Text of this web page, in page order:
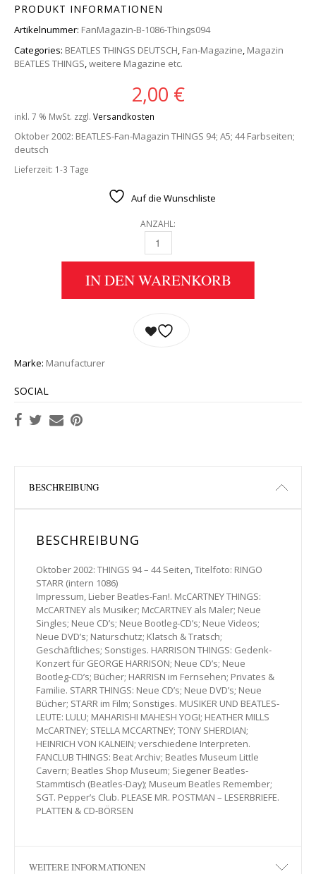
PRODUKT INFORMATIONEN
Artikelnummer: FanMagazin-B-1086-Things094
Categories: BEATLES THINGS DEUTSCH, Fan-Magazine, Magazin
BEATLES THINGS,weitere Magazine etc.
2,00 €
inkl. 7 % MwSt. zzgl. Versandkosten
Oktober 2002: BEATLES-Fan-Magazin THINGS 94; A5; 44 Farbseiten;
deutsch
Lieferzeit: 1-3 Tage
Auf die Wunschliste
ANZAHL:
BEATLES: FAN-MAGAZIN THINGS 94
IN DEN WARENKORB
Marke: Manufacturer
SOCIAL
BESCHREIBUNG
BESCHREIBUNG
Oktober 2002: THINGS 94 – 44 Seiten, Titelfoto: RINGO
STARR (intern 1086)
Impressum, Lieber Beatles-Fan!. McCARTNEY THINGS:
McCARTNEY als Musiker; McCARTNEY als Maler; Neue
Singles; Neue CD’s; Neue Bootleg-CD’s; Neue Videos;
Neue DVD’s; Naturschutz; Klatsch & Tratsch;
Geschäftliches; Sonstiges. HARRISON THINGS: Gedenk-
Konzert für GEORGE HARRISON; Neue CD’s; Neue
Bootleg-CD’s; Bücher; HARRISN im Fernsehen; Privates &
Familie. STARR THINGS: Neue CD’s; Neue DVD’s; Neue
Bücher; STARR im Film; Sonstiges. MUSIKER UND BEATLES-
LEUTE: LULU; MAHARISHI MAHESH YOGI; HEATHER MILLS
McCARTNEY; STELLA MCCARTNEY; TONY SHERDIAN;
HEINRICH VON KALNEIN; verschiedene Interpreten.
FANCLUB THINGS: Beat Archiv; Beatles Museum Little
Cavern; Beatles Shop Museum; Siegener Beatles-
Stammtisch (Beatles-Day); Museum Beatles Remember;
SGT. Pepper’s Club. PLEASE MR. POSTMAN – LESERBRIEFE.
PLATTEN & CD-BÖRSEN
WEITERE INFORMATIONEN